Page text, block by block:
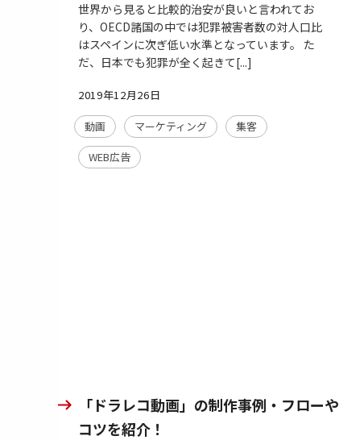
世界から見ると比較的治安が良いと言われてお
り、OECD諸国の中では犯罪被害者数の対人口比
はスペインに次ぎ低い水準となっています。 た
だ、日本でも犯罪が全く起きて[...]
2019年12月26日
動画 マーケティング
集客
WEB広告
「ドラレコ動画」の制作事例・フローや
コツを紹介！